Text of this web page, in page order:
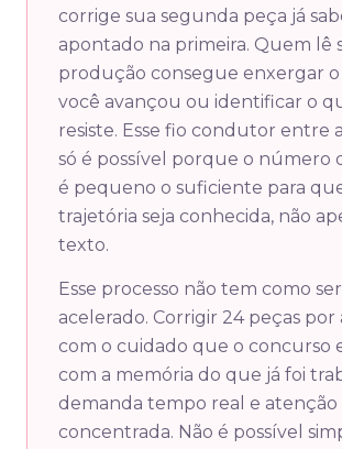
corrige sua segunda peça já
apontado na primeira. Quem lê
produção consegue enxergar
você avançou ou identificar o
resiste. Esse fio condutor entre
só é possível porque o número
é pequeno o suficiente para
trajetória seja conhecida, não
texto.
Esse processo não tem como ser
acelerado. Corrigir 24 peças por
com o cuidado que o concurso
com a memória do que já foi
demanda tempo real e atenção
concentrada. Não é possível